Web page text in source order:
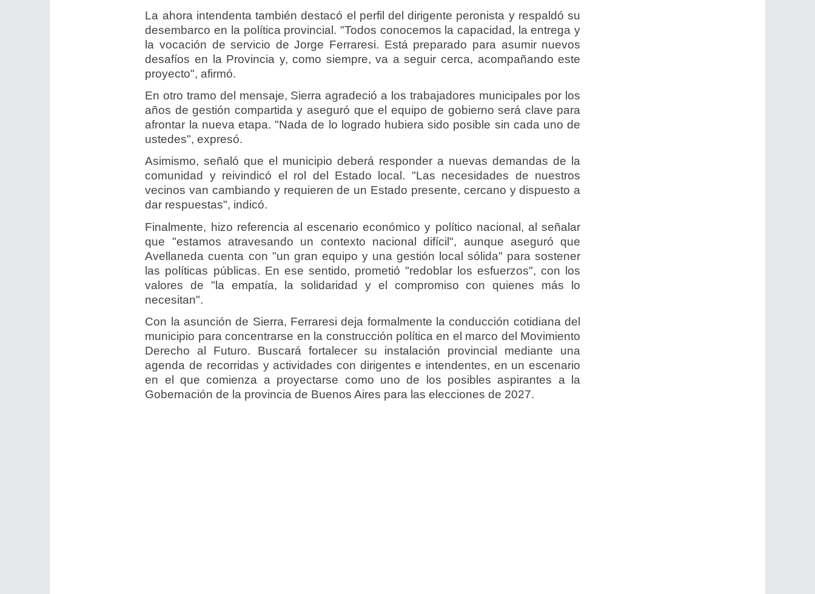
La ahora intendenta también destacó el perfil del dirigente peronista y respaldó su
desembarco en la política provincial. "Todos conocemos la capacidad, la entrega y
la vocación de servicio de Jorge Ferraresi. Está preparado para asumir nuevos
desafíos en la Provincia y, como siempre, va a seguir cerca, acompañando este
proyecto", afirmó.
En otro tramo del mensaje, Sierra agradeció a los trabajadores municipales por los
años de gestión compartida y aseguró que el equipo de gobierno será clave para
afrontar la nueva etapa. "Nada de lo logrado hubiera sido posible sin cada uno de
ustedes", expresó.
Asimismo, señaló que el municipio deberá responder a nuevas demandas de la
comunidad y reivindicó el rol del Estado local. "Las necesidades de nuestros
vecinos van cambiando y requieren de un Estado presente, cercano y dispuesto a
dar respuestas", indicó.
Finalmente, hizo referencia al escenario económico y político nacional, al señalar
que "estamos atravesando un contexto nacional difícil", aunque aseguró que
Avellaneda cuenta con "un gran equipo y una gestión local sólida" para sostener
las políticas públicas. En ese sentido, prometió "redoblar los esfuerzos", con los
valores de "la empatía, la solidaridad y el compromiso con quienes más lo
necesitan".
Con la asunción de Sierra, Ferraresi deja formalmente la conducción cotidiana del
municipio para concentrarse en la construcción política en el marco del Movimiento
Derecho al Futuro. Buscará fortalecer su instalación provincial mediante una
agenda de recorridas y actividades con dirigentes e intendentes, en un escenario
en el que comienza a proyectarse como uno de los posibles aspirantes a la
Gobernación de la provincia de Buenos Aires para las elecciones de 2027.